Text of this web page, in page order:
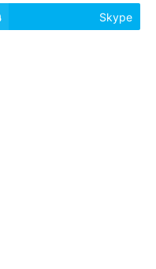
Skype